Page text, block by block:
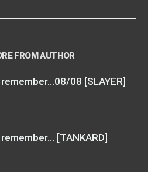
FROM AUTHOR
08 [SLAYER]
[TANKARD]